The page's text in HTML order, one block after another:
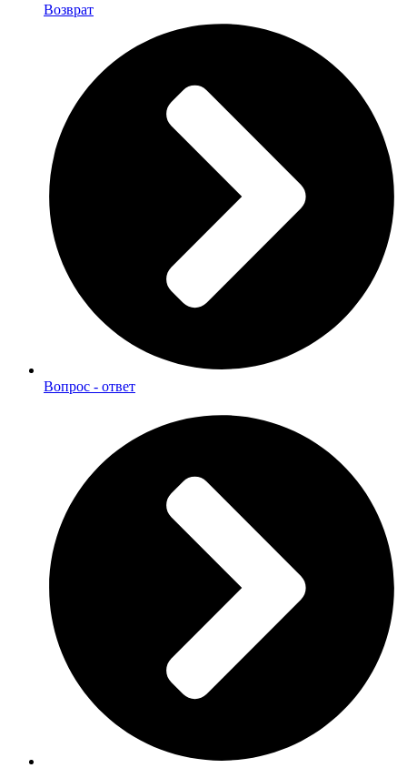
Возврат
Вопрос - ответ